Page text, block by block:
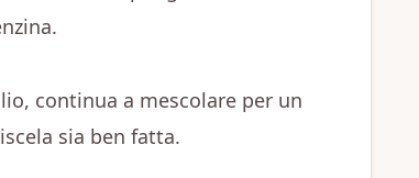
continua a mescolare per un
sia ben fatta.